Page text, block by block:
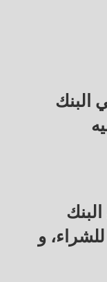
البنك
جنيه
166.27 جنيه للشراء، و